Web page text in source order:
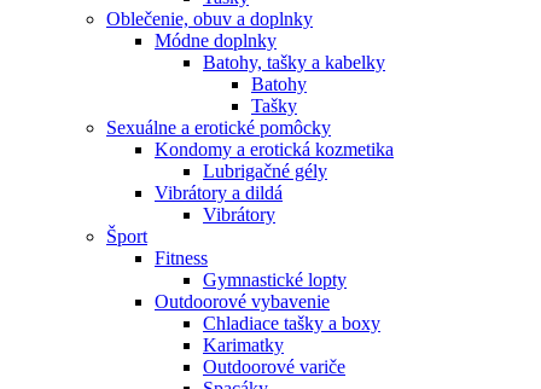
Oblečenie, obuv a doplnky
Módne doplnky
Batohy, tašky a kabelky
Batohy
Tašky
Sexuálne a erotické pomôcky
Kondomy a erotická kozmetika
Lubrigačné gély
Vibrátory a dildá
Vibrátory
Šport
Fitness
Gymnastické lopty
Outdoorové vybavenie
Chladiace tašky a boxy
Karimatky
Outdoorové variče